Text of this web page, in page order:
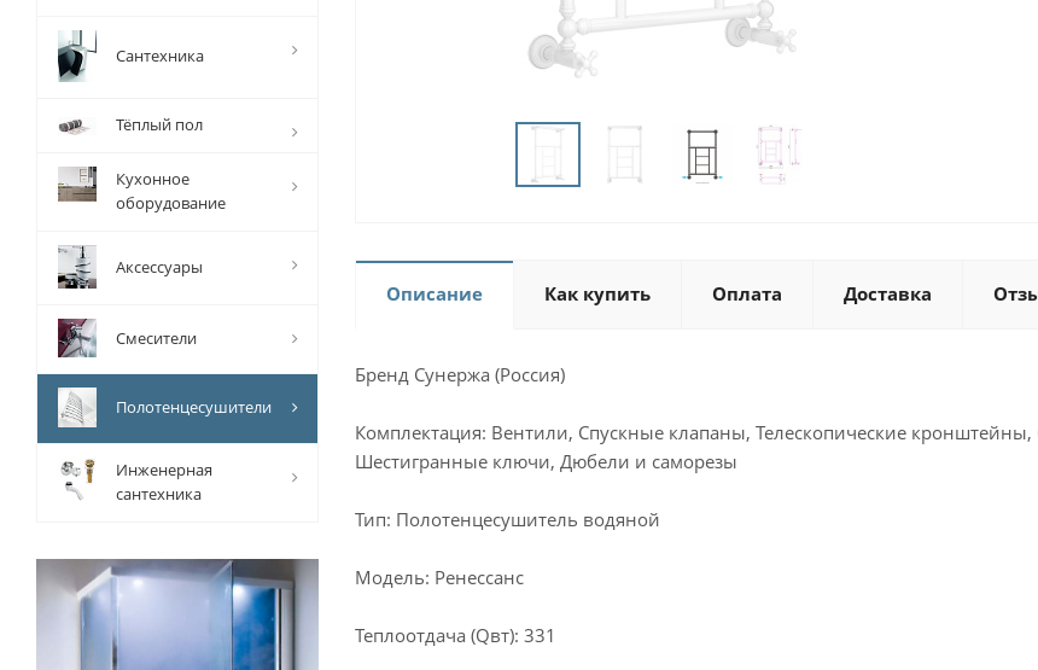
Описание Как купить Оплата Доставка
Бренд Сунержа (Россия)
Комплектация: Вентили, Спускные клапаны, Телескопические
Шестигранные ключи, Дюбели и саморезы
Тип: Полотенцесушитель водяной
Модель: Ренессанс
Теплоотдача (Qвт): 331
Сантехника
Тёплый пол
Кухонное
оборудование
Аксессуары
Смесители
Полотенцесушители
Инженерная
сантехника